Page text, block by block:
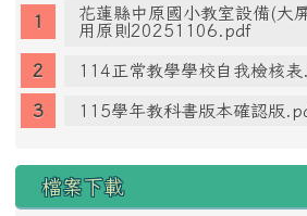
花蓮縣中原國小教室設備(大
用原則20251106.pdf
114正常教學學校自我檢核
115學年教科書版本確認版
檔案下載